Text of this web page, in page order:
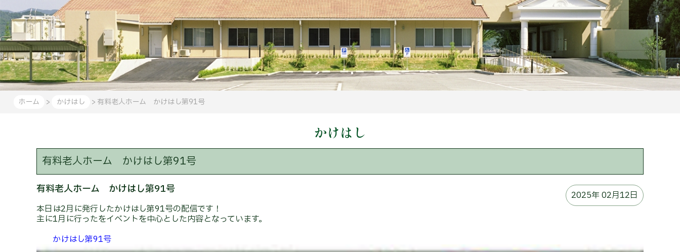
ホーム > かけはし > 有料老人ホーム かけはし第91号
かけはし
有料老人ホーム かけはし第91号
2025年 02月12日
有料老人ホーム かけはし第91号
本日は2月に発行したかけはし第91号の配信です！
主に1月に行ったをイベントを中心とした内容となっています。
かけはし第91号